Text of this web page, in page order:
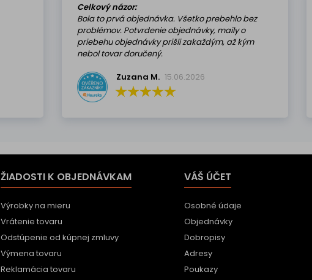
Celkový názor:
Bola to prvá objednávka. Všetko prebehlo bez
problémov. Potvrdenie objednávky, maily o
priebehu objednávky prišli zakaždým, až kým
nebol tovar doručený.
Zuzana M. 15.06.2026
ŽIADOSTI K OBJEDNÁVKAM
Výrobky na mieru
Vrátenie tovaru
Odstúpenie od kúpnej zmluvy
Výmena tovaru
Reklamácia tovaru
VÁŠ ÚČET
Osobné údaje
Objednávky
Dobropisy
Adresy
Poukazy